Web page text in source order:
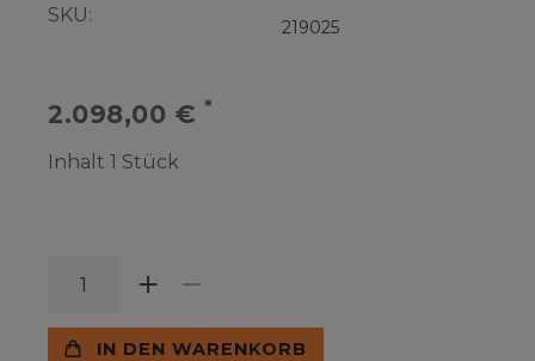
SKU:
219025
2.098,00 € *
Inhalt 1 Stück
IN DEN WARENKORB